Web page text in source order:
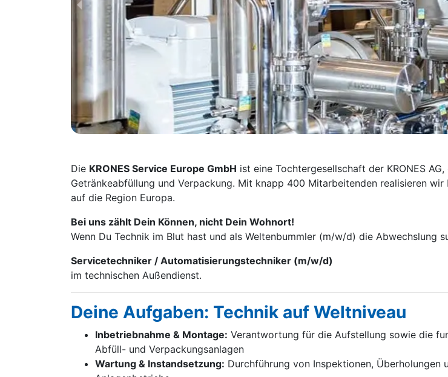
Die KRONES Service Europe GmbH ist eine Tochter­gesellschaft der KRONES
Getränke­abfüllung und Verpackung. Mit knapp 400 Mitarbei­tenden realisieren
auf die Region Europa.
Bei uns zählt Dein Können, nicht Dein Wohnort!
Wenn Du Technik im Blut hast und als Weltenbummler (m/w/d) die Abwechslung
Servicetechniker / Automatisierungstechniker (m/w/d)
im technischen Außendienst.
Deine Aufgaben: Technik auf Weltniveau
Inbetriebnahme & Montage: Verantwortung für die Aufstellung sowie die
Abfüll- und Verpackungsanlagen
Wartung & Instandsetzung: Durchführung von Inspektionen, Überholungen